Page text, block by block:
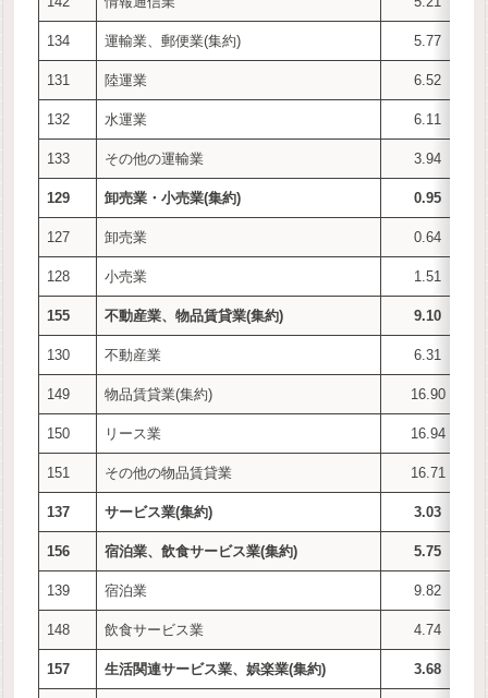
134 運輸業、郵便業(集約) 5.77
131 陸運業 6.52
132 水運業 6.11
133 その他の運輸業 3.94
129 卸売業・小売業(集約) 0.95
127 卸売業 0.64
128 小売業 1.51
155 不動産業、物品賃貸業(集約) 9.10
130 不動産業 6.31
149 物品賃貸業(集約) 16.90
150 リース業 16.94
151 その他の物品賃貸業 16.71
137 サービス業(集約) 3.03
156 宿泊業、飲食サービス業(集約) 5.75
139 宿泊業 9.82
148 飲食サービス業 4.74
157 生活関連サービス業、娯楽業(集約) 3.68